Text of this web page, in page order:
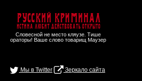
Русский Криминал
Истина любит действовать открыто
Словесной не место кляузе. Тише
ораторы! Ваше слово товарищ Маузер
Мы в Twitter Зеркало сайта